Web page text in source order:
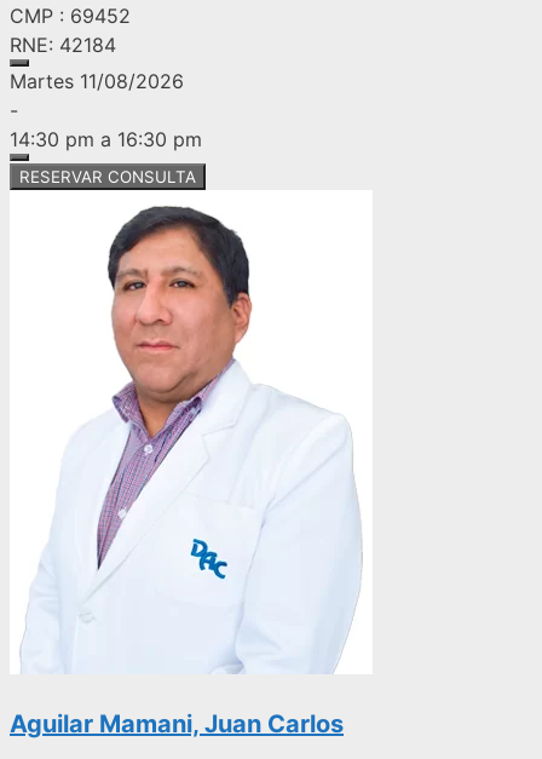
CMP : 69452
RNE: 42184
Martes 11/08/2026
-
14:30 pm a 16:30 pm
RESERVAR CONSULTA
Aguilar Mamani, Juan Carlos